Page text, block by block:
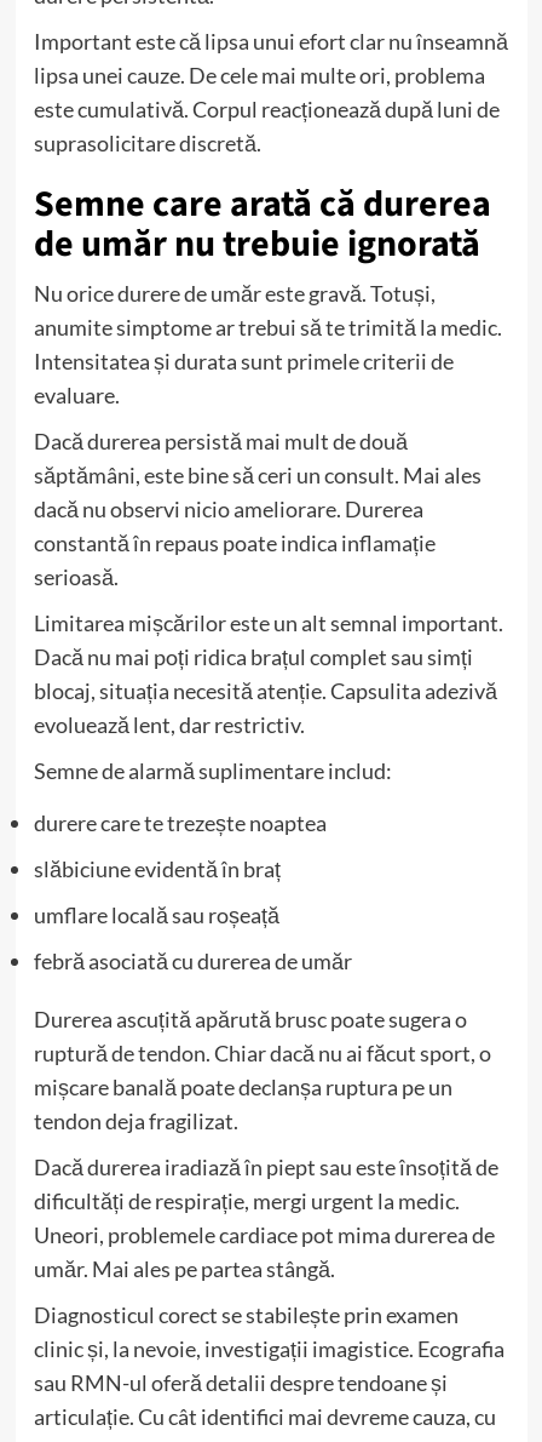
Important este că lipsa unui efort clar nu înseamnă
lipsa unei cauze. De cele mai multe ori, problema
este cumulativă. Corpul reacționează după luni de
suprasolicitare discretă.
Semne care arată că durerea
de umăr nu trebuie ignorată
Nu orice durere de umăr este gravă. Totuși,
anumite simptome ar trebui să te trimită la medic.
Intensitatea și durata sunt primele criterii de
evaluare.
Dacă durerea persistă mai mult de două
săptămâni, este bine să ceri un consult. Mai ales
dacă nu observi nicio ameliorare. Durerea
constantă în repaus poate indica inflamație
serioasă.
Limitarea mișcărilor este un alt semnal important.
Dacă nu mai poți ridica brațul complet sau simți
blocaj, situația necesită atenție. Capsulita adezivă
evoluează lent, dar restrictiv.
Semne de alarmă suplimentare includ:
durere care te trezește noaptea
slăbiciune evidentă în braț
umflare locală sau roșeață
febră asociată cu durerea de umăr
Durerea ascuțită apărută brusc poate sugera o
ruptură de tendon. Chiar dacă nu ai făcut sport, o
mișcare banală poate declanșa ruptura pe un
tendon deja fragilizat.
Dacă durerea iradiază în piept sau este însoțită de
dificultăți de respirație, mergi urgent la medic.
Uneori, problemele cardiace pot mima durerea de
umăr. Mai ales pe partea stângă.
Diagnosticul corect se stabilește prin examen
clinic și, la nevoie, investigații imagistice. Ecografia
sau RMN-ul oferă detalii despre tendoane și
articulație. Cu cât identifici mai devreme cauza, cu